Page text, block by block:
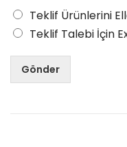
Teklif Ürünlerini
Teklif Talebi İçin
Gönder